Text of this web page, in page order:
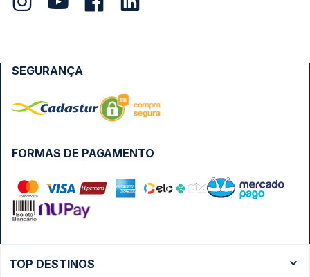
FORMAS DE PAGAMENTO
SEGURANÇA
TOP DESTINOS